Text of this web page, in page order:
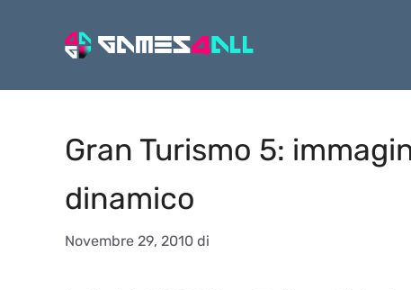
Gran Turismo 5:
dinamico
Novembre 29, 2010 di